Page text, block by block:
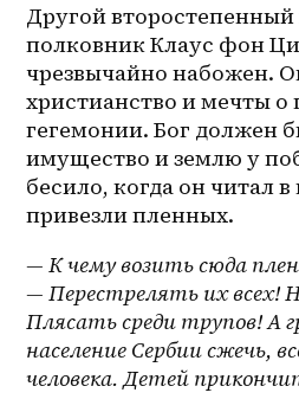
Другой
полковник Клаус фон
чрезвычайно набожен.
христианство и мечты о
гегемонии. Бог должен
имущество и землю у
бесило, когда он читал в
привезли пленных.
— К чему возить сюда
— Перестрелять их всех!
Плясать среди трупов! А
население Сербии сжечь,
человека. Детей